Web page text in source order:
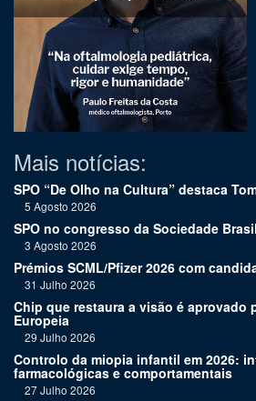
Mais notícias:
SPO “De Olho na Cultura” destaca
5 Agosto 2026
SPO no congresso da Sociedade
3 Agosto 2026
Prémios SCML/Pfizer 2026 com
31 Julho 2026
Chip que restaura a visão é aprovado
Europeia
29 Julho 2026
Controlo da miopia infantil em 2026:
farmacológicas e comportamentais
27 Julho 2026